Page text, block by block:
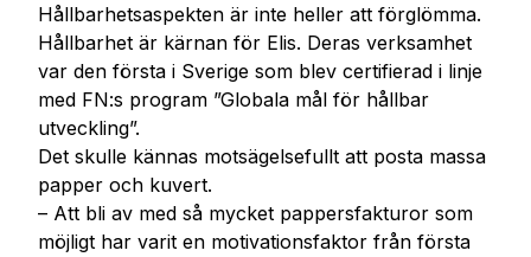
Hållbarhetsaspekten är inte heller att förglömma.
Hållbarhet är kärnan för Elis. Deras verksamhet
var den första i Sverige som blev certifierad i linje
med FN:s program ”Globala mål för hållbar
utveckling”.
Det skulle kännas motsägelsefullt att posta massa
papper och kuvert.
– Att bli av med så mycket pappersfakturor som
möjligt har varit en motivationsfaktor från första